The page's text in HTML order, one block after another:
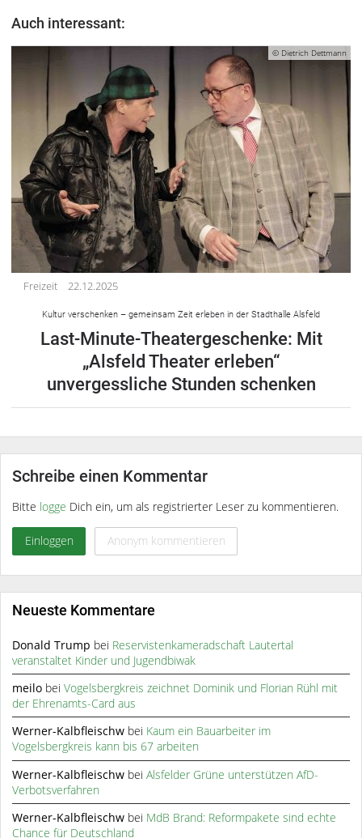
Auch interessant:
© Dietrich Dettmann
Freizeit 22.12.2025
Kultur verschenken – gemeinsam Zeit erleben in der Stadthalle Alsfeld
Last-Minute-Theatergeschenke: Mit
„Alsfeld Theater erleben“
unvergessliche Stunden schenken
Schreibe einen Kommentar
Bitte logge Dich ein, um als registrierter Leser zu kommentieren.
Einloggen Anonym kommentieren
Neueste Kommentare
Donald Trump bei Reservistenkameradschaft Lautertal
veranstaltet Kinder und Jugendbiwak
meilo beiVogelsbergkreis zeichnet Dominik und Florian Rühl mit
der Ehrenamts-Card aus
Werner-Kalbfleischw bei Kaum ein Bauarbeiter im
Vogelsbergkreis kann bis 67 arbeiten
Werner-Kalbfleischw beiAlsfelder Grüne unterstützen AfD-
Verbotsverfahren
Werner-Kalbfleischw bei MdB Brand: Reformpakete sind echte
Chance für Deutschland